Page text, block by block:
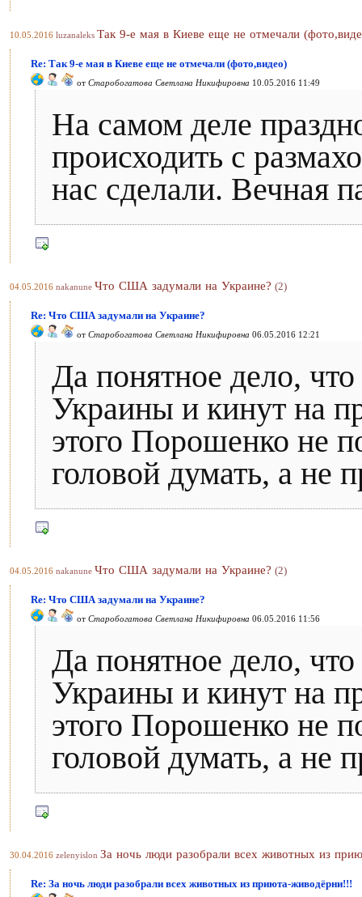
10.05.2016 luzanaleks Так 9-е мая в Киеве еще не отмечали
Re: Так 9-е мая в Киеве еще не отмечали (фото,видео)
от Старобогатова Светлана Никифировна 10.05.2016 11:49
На самом деле
происходить с
нас сделали. Вечная
04.05.2016 nakanune Что США задумали на Украине? (2)
Re: Что США задумали на Украине?
от Старобогатова Светлана Никифировна 06.05.2016 12:21
Да понятное дело,
Украины и кинут на
этого Порошенко не
головой думать, а не
04.05.2016 nakanune Что США задумали на Украине? (2)
Re: Что США задумали на Украине?
от Старобогатова Светлана Никифировна 06.05.2016 11:56
Да понятное дело,
Украины и кинут на
этого Порошенко не
головой думать, а не
30.04.2016 zelenyislon За ночь люди разобрали всех животных из
Re: За ночь люди разобрали всех животных из приюта-живодёрни!!!